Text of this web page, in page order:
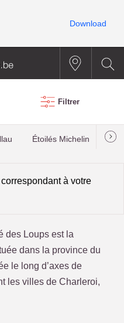
Filtrer
Étoilés Michelin
à votre
des Loups est la
dans la province du
le long d’axes de
les villes de Charleroi,
Download